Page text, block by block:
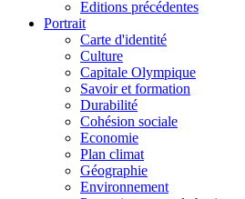
Editions précédentes
Portrait
Carte d'identité
Culture
Capitale Olympique
Savoir et formation
Durabilité
Cohésion sociale
Economie
Plan climat
Géographie
Environnement